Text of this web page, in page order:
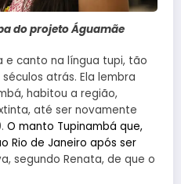
do projeto Águamãe
e canto na língua tupi, tão
atrás. Ela lembra
habitou a região,
até ser novamente
O manto Tupinambá que,
Rio de Janeiro após ser
segundo Renata, de que o